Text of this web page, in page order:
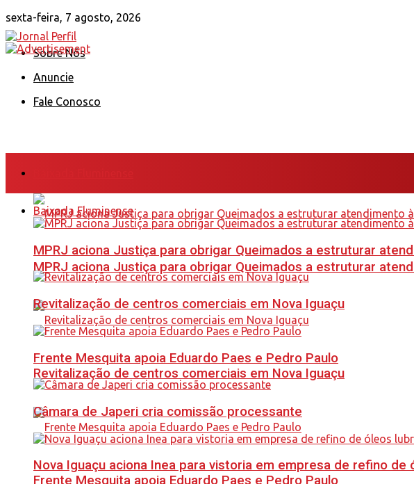
sexta-feira, 7 agosto, 2026
Sobre Nós
Anuncie
Fale Conosco
MPRJ aciona Justiça para obrigar Queimados a estruturar
Revitalização de centros comerciais em Nova Iguaçu
Frente Mesquita apoia Eduardo Paes e Pedro Paulo
Baixada Fluminense
MPRJ aciona Justiça para obrigar Queimados a estruturar
Revitalização de centros comerciais em Nova Iguaçu
Frente Mesquita apoia Eduardo Paes e Pedro Paulo
Câmara de Japeri cria comissão processante
Nova Iguaçu aciona Inea para vistoria em empresa de refino de